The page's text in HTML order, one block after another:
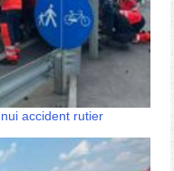
accident rutier